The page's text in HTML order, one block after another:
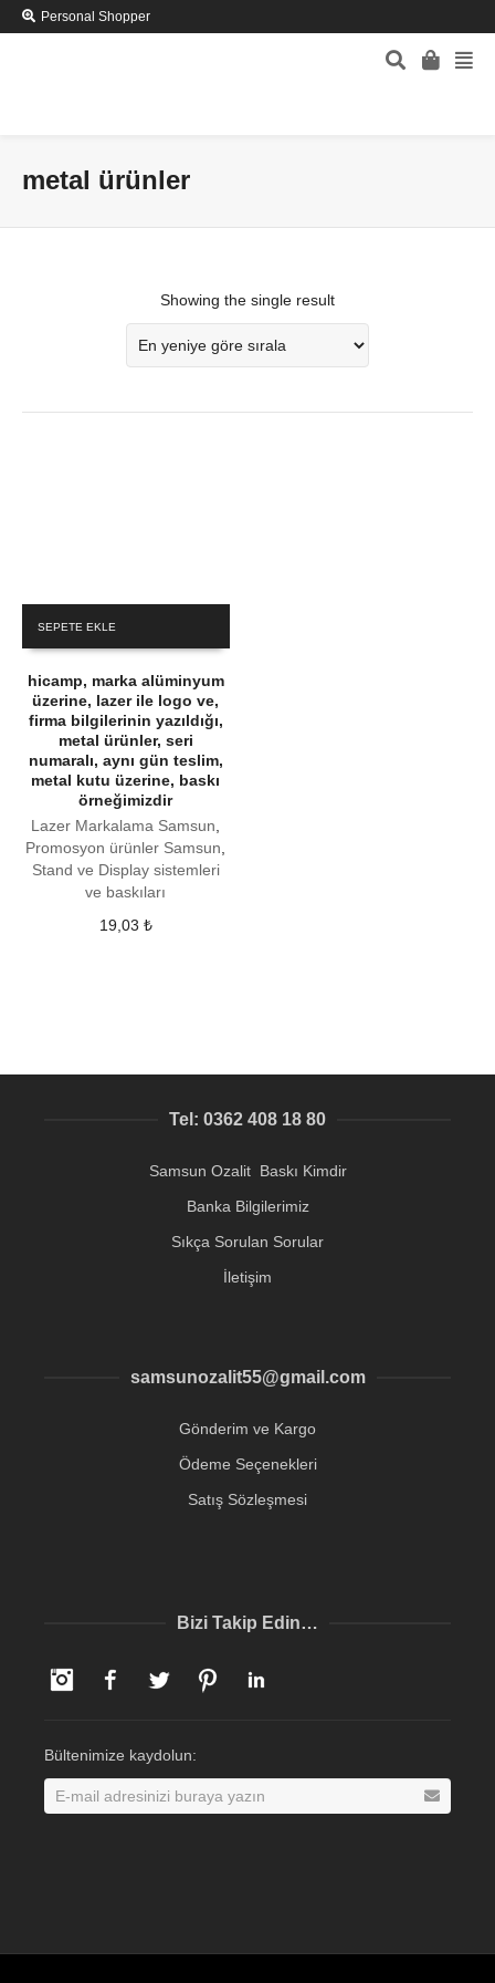
Personal Shopper
metal ürünler
Showing the single result
SEPETE EKLE
hicamp, marka alüminyum
üzerine, lazer ile logo ve,
firma bilgilerinin yazıldığı,
metal ürünler, seri
numaralı, aynı gün teslim,
metal kutu üzerine, baskı
örneğimizdir
Lazer Markalama Samsun
Promosyon ürünler Samsun
Stand ve Display sistemleri
ve baskıları
19,03 ₺
Tel: 0362 408 18 80
Samsun Ozalit Baskı Kimdir
Banka Bilgilerimiz
Sıkça Sorulan Sorular
İletişim
samsunozalit55@gmail.com
Gönderim ve Kargo
Ödeme Seçenekleri
Satış Sözleşmesi
Bizi Takip Edin…
InstagramFacebookTwitter Pinterest
Bültenimize kaydolun: